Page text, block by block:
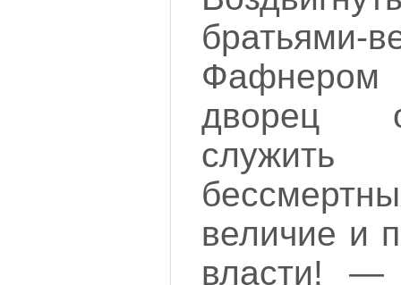
братьями-
дворец
величие и
власти! —